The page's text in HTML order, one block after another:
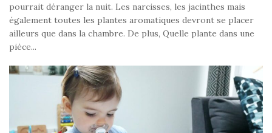
pourrait déranger la nuit. Les narcisses, les jacinthes mais
également toutes les plantes aromatiques devront se placer
ailleurs que dans la chambre. De plus, Quelle plante dans une
pièce...